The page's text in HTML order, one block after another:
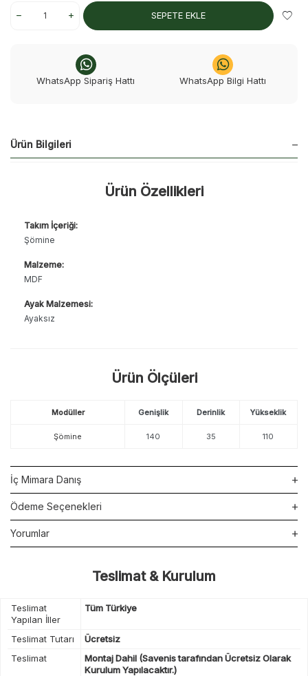
SEPETE EKLE
WhatsApp Sipariş Hattı WhatsApp Bilgi Hattı
Ürün Bilgileri
Ürün Özellikleri
Takım İçeriği:
Şömine
Malzeme:
MDF
Ayak Malzemesi:
Ayaksız
Ürün Ölçüleri
Modüller Genişlik Derinlik Yükseklik
Şömine 140 35 110
İç Mimara Danış
Ödeme Seçenekleri
Yorumlar
Teslimat & Kurulum
Teslimat
Yapılan İller
Tüm Türkiye
Teslimat Tutarı
Ücretsiz
Teslimat
Montaj Dahil (Savenis tarafından Ücretsiz Olarak
Kurulum Yapılacaktır.)